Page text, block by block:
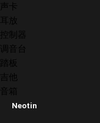
声卡
耳放
控制器
调音台
踏板
吉他
音箱
Neotin